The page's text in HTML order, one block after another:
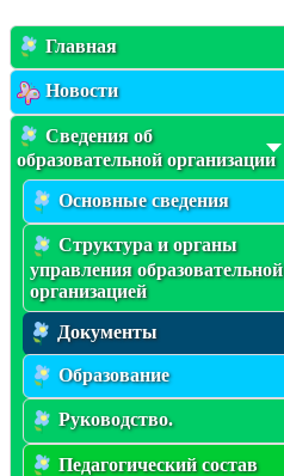
Главная
Новости
Сведения об
образовательной организации
Основные сведения
Структура и органы
управления образовательной
организацией
Документы
Образование
Руководство.
Педагогический состав